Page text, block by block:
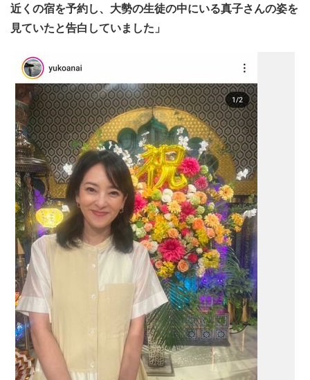
近くの宿を予約し、大勢の生徒の中にいる真子さんの姿を
見ていたと告白していました」